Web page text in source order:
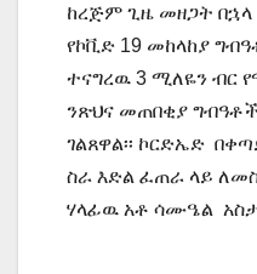
ከረጅም ጊዜ መዘጋት
የኮቪድ 19 መከላከያ
ተናግረዉ 3 ሚለዬን ብር
ንጽህና መጠበቂያ
ገልጸዋል፡፡ ኮርድኤድ
ስራ እድል ፈጠራ ላይ
ሃላፊዉ አቶ ሳሙዔል